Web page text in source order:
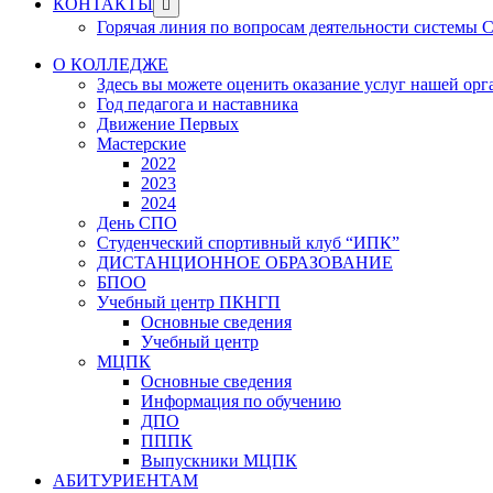
КОНТАКТЫ
sub
menu
Горячая линия по вопросам деятельности системы
О КОЛЛЕДЖЕ
Здесь вы можете оценить оказание услуг нашей
Год педагога и наставника
Движение Первых
Мастерские
2022
2023
2024
День СПО
Студенческий спортивный клуб “ИПК”
ДИСТАНЦИОННОЕ ОБРАЗОВАНИЕ
БПОО
Учебный центр ПКНГП
Основные сведения
Учебный центр
МЦПК
Основные сведения
Информация по обучению
ДПО
ПППК
Выпускники МЦПК
АБИТУРИЕНТАМ